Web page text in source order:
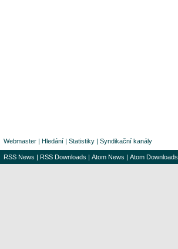
Webmaster | Hledání | Statistiky | Syndikační kanály
RSS News | RSS Downloads | Atom News | Atom Downloads